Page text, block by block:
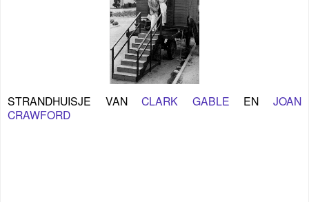
STRANDHUISJE VANCLARK GABLE ENJOAN
CRAWFORD